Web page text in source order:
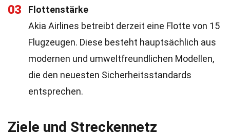
03
Flottenstärke
Akia Airlines betreibt derzeit eine Flotte von 15
Flugzeugen. Diese besteht hauptsächlich aus
modernen und umweltfreundlichen Modellen,
die den neuesten Sicherheitsstandards
entsprechen.
Ziele und Streckennetz